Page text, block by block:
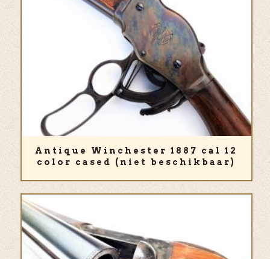
Antique Winchester 1887 cal 12
color cased (niet beschikbaar)